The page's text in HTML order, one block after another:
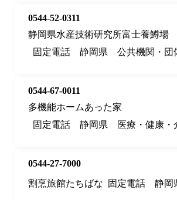
0544-52-0311
静岡県水産技術研究所富士養鱒場
固定電話
静岡県 公共機関・団
0544-67-0011
多機能ホームあった家
固定電話
静岡県 医療・健康・
0544-27-7000
割烹旅館たちばな
固定電話 静岡